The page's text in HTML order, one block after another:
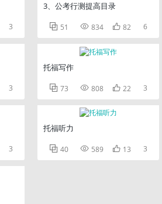
3
3
3
3、公考行测提高目录
 51  834  82 6
托福写作
 73  808  22 3
托福听力
 40  589  13 3